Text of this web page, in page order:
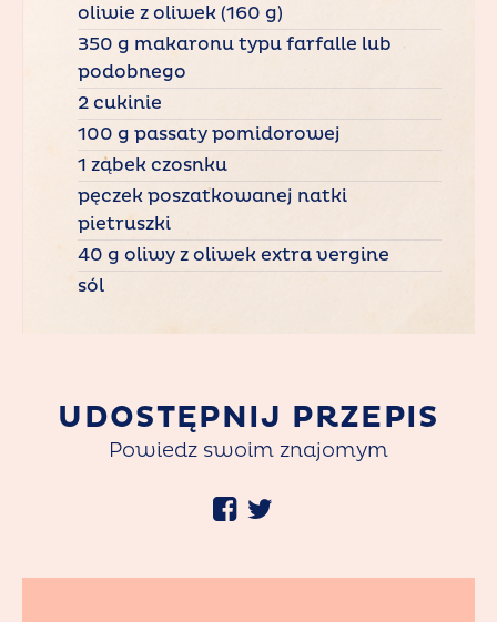
oliwie z oliwek (160 g)
350 g makaronu typu farfalle lub
podobnego
2 cukinie
100 g passaty pomidorowej
1 ząbek czosnku
pęczek poszatkowanej natki
pietruszki
40 g oliwy z oliwek extra vergine
sól
UDOSTĘPNIJ PRZEPIS
Powiedz swoim znajomym